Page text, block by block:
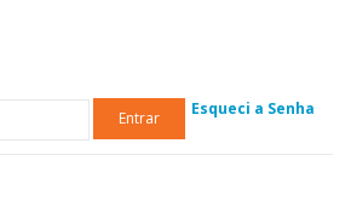
Entrar Esqueci a Senha